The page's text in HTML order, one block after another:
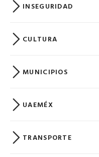
INSEGURIDAD
CULTURA
MUNICIPIOS
UAEMÉX
TRANSPORTE